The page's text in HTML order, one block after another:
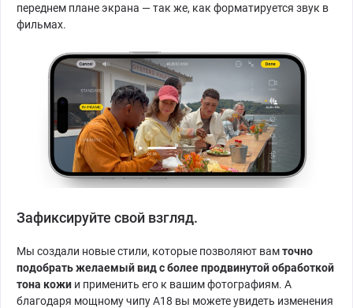
переднем плане экрана — так же, как форматируется звук в
фильмах.
Зафиксируйте свой взгляд.
Мы создали новые стили, которые позволяют вамточно
подобрать желаемый вид с более продвинутой обработкой
тона кожи и применить его к вашим фотографиям. А
благодаря мощному чипу A18 вы можете увидеть изменения